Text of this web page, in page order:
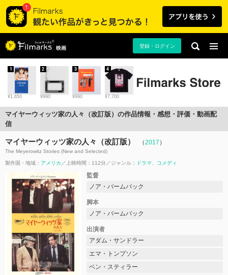
映画 登録・ログイン
¥1,650
1
¥990
2
¥990
3
¥7,700
4
マイヤーウィッツ家の人々（改訂版）の作品情報・感想・評価・動画配
信
マイヤーウィッツ家の人々（改訂版） （2017 ）
The Meyerowitz Stories (New and Selected)
製作国・地域： アメリカ 上映時間：112分 ジャンル： ドラマ コメディ
監督
ノア・バームバック
脚本
ノア・バームバック
出演者
アダム・サンドラー
エマ・トンプソン
ベン・スティラー